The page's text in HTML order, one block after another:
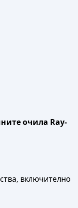
очила Ray-
включително